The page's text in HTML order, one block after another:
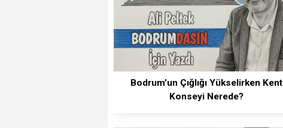
Bodrum’un Çığlığı Yükselirken Kent
Konseyi Nerede?